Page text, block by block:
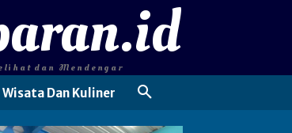
dan Mendengar
Wisata Dan Kuliner